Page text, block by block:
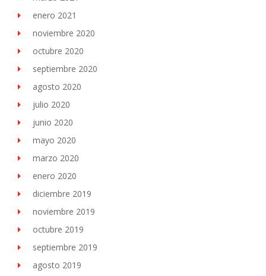
enero 2021
noviembre 2020
octubre 2020
septiembre 2020
agosto 2020
julio 2020
junio 2020
mayo 2020
marzo 2020
enero 2020
diciembre 2019
noviembre 2019
octubre 2019
septiembre 2019
agosto 2019